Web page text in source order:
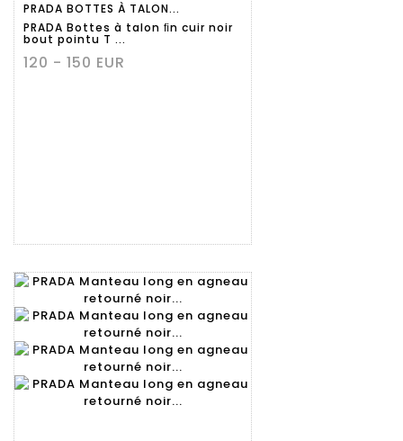
détaillée
PRADA BOTTES À TALON...
PRADA Bottes à talon ﬁn cuir noir
bout pointu T ...
120 - 150 EUR